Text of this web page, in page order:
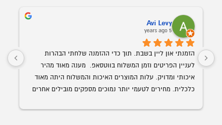
Avi Levy
5 years ago
מ-24 שעות מההזמנה.